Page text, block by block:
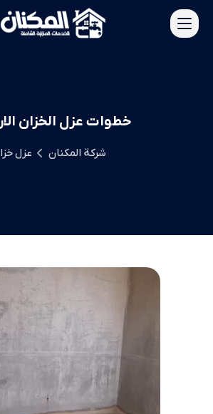
خطوات عزل الخزان
شركة المكنان عزل